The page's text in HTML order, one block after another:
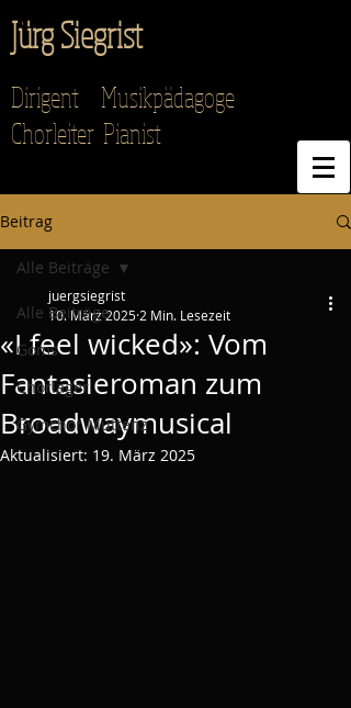
Jürg Siegrist
Dirigent Musikpädagoge
Chorleiter Pianist
Beitrag
Alle Beiträge
Goms
Chorlager
Gymchor Muttenz
Alle Beiträge
«I feel wicked»: Vom
Fantasieroman zum
Broadwaymusical
juergsiegrist
10. März 2025 2 Min. Lesezeit
Aktualisiert: 19. März 2025